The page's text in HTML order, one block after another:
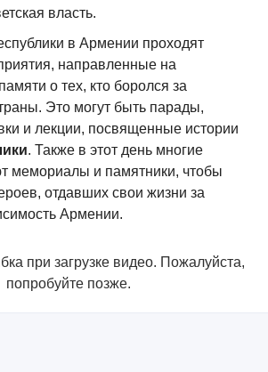
власть.
в Армении проходят
направленные на
о тех, кто боролся за
Это могут быть парады,
и лекции, посвященные истории
. Также в этот день многие
мемориалы и памятники, чтобы
отдавших свои жизни за
Армении.
при загрузке видео. Пожалуйста,
попробуйте позже.